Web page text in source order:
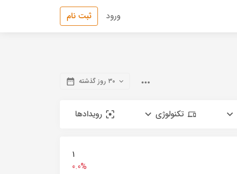
ورود ثبت نام
۳۰ روز گذشته
تکنولوژی رویدادها
1
0.0%